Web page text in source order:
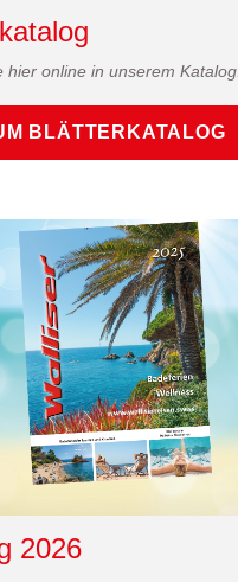
hier online in unserem Katalog.
BLÄTTERKATALOG
2026